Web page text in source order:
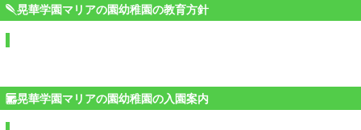
晃華学園マリアの園幼稚園の教育方針
晃華学園マリアの園幼稚園の入園案内